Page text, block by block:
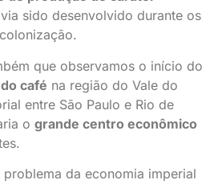
sido desenvolvido durante os
que observamos o início do
café na região do Vale do
entre São Paulo e Rio de
o grande centro econômico
da economia imperial